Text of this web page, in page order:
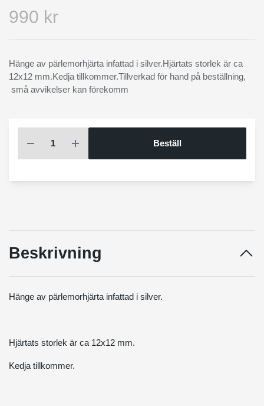
990 kr
Hänge av pärlemorhjärta infattad i silver.Hjärtats storlek är ca
12x12 mm.Kedja tillkommer.Tillverkad för hand på beställning,
små avvikelser kan förekomm
Beställ
Beskrivning
Hänge av pärlemorhjärta infattad i silver.
Hjärtats storlek är ca 12x12 mm.
Kedja tillkommer.